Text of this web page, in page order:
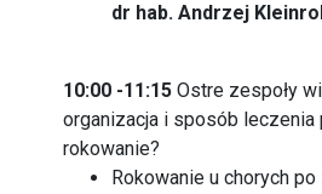
dr hab. Andrzej
10:00 -11:15 Ostre zespoły
organizacja i sposób leczenia
rokowanie?
Rokowanie u chorych